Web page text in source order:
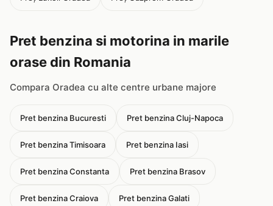
Pret benzina si motorina in marile
orase din Romania
Compara Oradea cu alte centre urbane majore
Pret benzina Bucuresti Pret benzina Cluj-Napoca
Pret benzina Timisoara Pret benzina Iasi
Pret benzina Constanta Pret benzina Brasov
Pret benzina Craiova Pret benzina Galati